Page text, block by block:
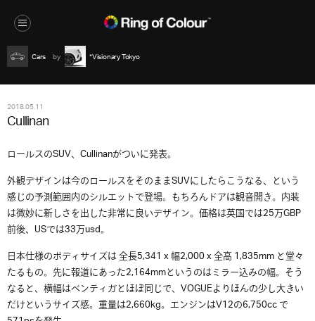
Cars *Visionary Tokyo
2018.05.11
Cullinan
ロールスのSUV、Cullinanがついに発表。
外観デザインは今のロールスをそのままSUVにしたらこうなる、という
感じの予測範囲内のシルエットで登場。もちろんドアは観音開き。内装
は微妙に新しさを出した非常に良いデザイン。価格は英国では25万GBP
前後、USでは33万usd。
日本仕様のボディサイズは 全長5,341 x 幅2,000 x 全高 1,835mm と堂々
たるもの。先に報道にあった2,164mmというのはミラー込みの幅。そう
なると、横幅はベンティガとほぼ同じで、VOGUEよりほんの少し大きい
だけというサイズ感。重量は2,660kg。エンジンはV12の6,750cc で